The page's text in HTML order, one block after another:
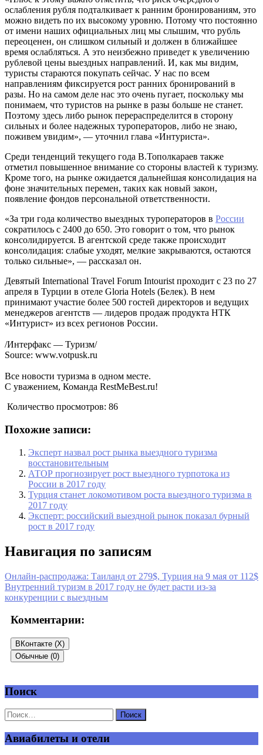
ослабления рубля подталкивает к ранним бронированиям, это
можно видеть по их высокому уровню. Потому что постоянно
от имени наших официальных лиц мы слышим, что рубль
переоценен, он слишком сильный и должен в ближайшее
время ослабляться. А это неизбежно приведет к увеличению
рублевой цены выездных направлений. И, как мы видим,
туристы стараются покупать сейчас. У нас по всем
направлениям фиксируется рост ранних бронирований в
разы. Но на самом деле нас это очень пугает, поскольку мы
понимаем, что туристов на рынке в разы больше не станет.
Поэтому здесь либо рынок перераспределится в сторону
сильных и более надежных туроператоров, либо не знаю,
поживем увидим», — уточнил глава «Интуриста».
Среди тенденций текущего года В.Тополкараев также
отметил повышенное внимание со стороны властей к туризму.
Кроме того, на рынке ожидается дальнейшая консолидация на
фоне значительных перемен, таких как новый закон,
появление фондов персональной ответственности.
«За три года количество выездных туроператоров в России
сократилось с 2400 до 650. Это говорит о том, что рынок
консолидируется. В агентской среде также происходит
консолидация: слабые уходят, мелкие закрываются, остаются
только сильные», — рассказал он.
Девятый International Travel Forum Intourist проходит с 23 по 27
апреля в Турции в отеле Gloria Hotels (Белек). В нем
принимают участие более 500 гостей директоров и ведущих
менеджеров агентств — лидеров продаж продукта НТК
«Интурист» из всех регионов России.
/Интерфакс — Туризм/
Source: www.votpusk.ru
Все новости туризма в одном месте.
С уважением, Команда RestMeBest.ru!
Количество просмотров: 86
Похожие записи:
Эксперт назвал рост рынка выездного туризма
восстановительным
АТОР прогнозирует рост выездного турпотока из
России в 2017 году
Турция станет локомотивом роста выездного туризма в
2017 году
Эксперт: российский выездной рынок показал бурный
рост в 2017 году
Навигация по записям
Онлайн-распродажа: Таиланд от 279$, Турция на 9 мая от 112$
Внутренний туризм в 2017 году не будет расти из-за
конкуренции с выездным
Комментарии:
ВКонтакте (X)
Обычные (0)
Добавить комментарий
Ваш адрес email не будет опубликован.
Поиск
Авиабилеты и отели